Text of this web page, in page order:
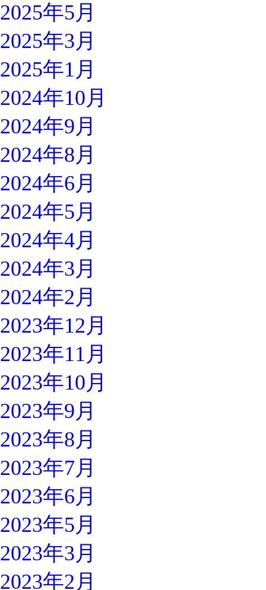
2025年5月
2025年3月
2025年1月
2024年10月
2024年9月
2024年8月
2024年6月
2024年5月
2024年4月
2024年3月
2024年2月
2023年12月
2023年11月
2023年10月
2023年9月
2023年8月
2023年7月
2023年6月
2023年5月
2023年3月
2023年2月